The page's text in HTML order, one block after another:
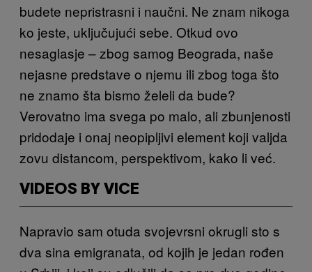
budete nepristrasni i naučni. Ne znam nikoga
ko jeste, uključujući sebe. Otkud ovo
nesaglasje – zbog samog Beograda, naše
nejasne predstave o njemu ili zbog toga što
ne znamo šta bismo želeli da bude?
Verovatno ima svega po malo, ali zbunjenosti
pridodaje i onaj neopipljivi element koji valjda
zovu distancom, perspektivom, kako li već.
VIDEOS BY VICE
Napravio sam otuda svojevrsni okrugli sto s
dva sina emigranata, od kojih je jedan rođen